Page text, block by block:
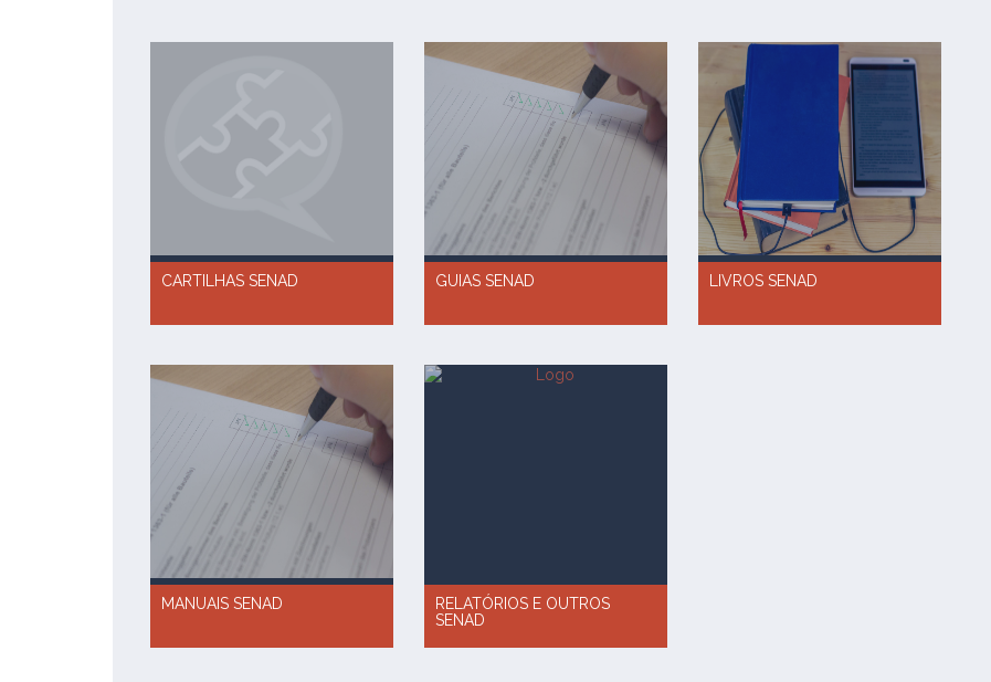
CARTILHAS SENAD GUIAS SENAD LIVROS SENAD
MANUAIS SENAD
RELATÓRIOS E OUTROS
SENAD